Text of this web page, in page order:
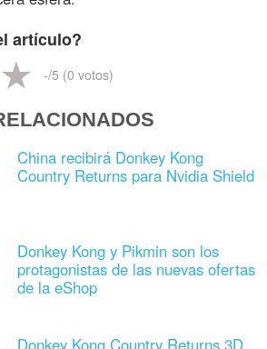
artículo?
-/5 (0 votos)
China recibirá Donkey Kong
Country Returns para Nvidia Shield
Donkey Kong y Pikmin son los
protagonistas de las nuevas ofertas
de la eShop